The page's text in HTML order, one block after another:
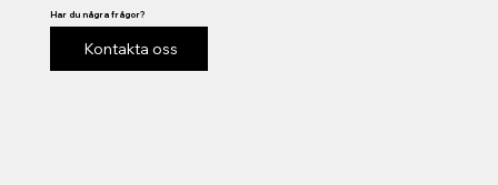
Har du några frågor?
Kontakta oss